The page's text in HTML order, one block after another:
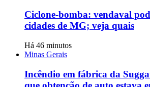
Ciclone-bomba: vendaval
cidades de MG; veja quais
Há 46 minutos
Minas Gerais
Incêndio em fábrica da